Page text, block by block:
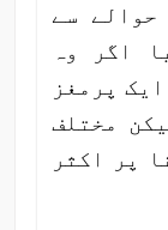
سے
اگر وہ
پرمغز
مختلف
پر اکثر